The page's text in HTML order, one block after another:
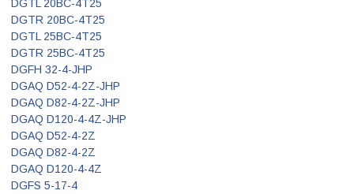
DGTL 20BC-4T25
DGTR 20BC-4T25
DGTL 25BC-4T25
DGTR 25BC-4T25
DGFH 32-4-JHP
DGAQ D52-4-2Z-JHP
DGAQ D82-4-2Z-JHP
DGAQ D120-4-4Z-JHP
DGAQ D52-4-2Z
DGAQ D82-4-2Z
DGAQ D120-4-4Z
DGFS 5-17-4